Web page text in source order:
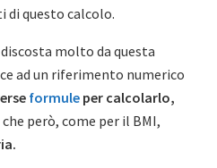
di questo calcolo.
molto da questa
ad un riferimento numerico
formule per calcolarlo,
che però, come per il BMI,
.